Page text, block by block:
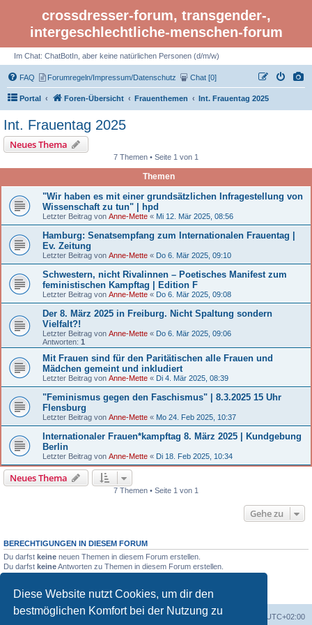
Diese Website nutzt Cookies, um dir den
bestmöglichen Komfort bei der Nutzung zu
crossdresser-forum, transgender-,
intergeschlechtliche-menschen-forum
Im Chat: ChatBotIn, aber keine natürlichen Personen (d/m/w)
FAQ Forumregeln/Impressum/Datenschutz Chat [0]
Portal Foren-Übersicht Frauenthemen Int. Frauentag 2025
Int. Frauentag 2025
Neues Thema
7 Themen • Seite 1 von 1
Themen
"Wir haben es mit einer grundsätzlichen Infragestellung von
Wissenschaft zu tun" | hpd
Letzter Beitrag von Anne-Mette « Mi 12. Mär 2025, 08:56
Hamburg: Senatsempfang zum Internationalen Frauentag |
Ev. Zeitung
Letzter Beitrag von Anne-Mette « Do 6. Mär 2025, 09:10
Schwestern, nicht Rivalinnen – Poetisches Manifest zum
feministischen Kampftag | Edition F
Letzter Beitrag von Anne-Mette « Do 6. Mär 2025, 09:08
Der 8. März 2025 in Freiburg. Nicht Spaltung sondern
Vielfalt?!
Letzter Beitrag von Anne-Mette « Do 6. Mär 2025, 09:06
Antworten: 1
Mit Frauen sind für den Paritätischen alle Frauen und
Mädchen gemeint und inkludiert
Letzter Beitrag von Anne-Mette « Di 4. Mär 2025, 08:39
"Feminismus gegen den Faschismus" | 8.3.2025 15 Uhr
Flensburg
Letzter Beitrag von Anne-Mette « Mo 24. Feb 2025, 10:37
Internationaler Frauen*kampftag 8. März 2025 | Kundgebung
Berlin
Letzter Beitrag von Anne-Mette « Di 18. Feb 2025, 10:34
Neues Thema
7 Themen • Seite 1 von 1
Gehe zu
BERECHTIGUNGEN IN DIESEM FORUM
Du darfst keine neuen Themen in diesem Forum erstellen.
Du darfst keineAntworten zu Themen in diesem Forum erstellen.
Du darfstkeineDateianhänge in diesem Forum erstellen.
Portal Foren-Übersicht Alle Zeiten sind UTC+02:00